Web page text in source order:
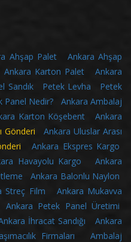
Ahşap Palet
Ankara Ahşap
Ankara Karton Palet
Ankara
Sandık Petek Levha
Petek
Panel Nedir?
Ankara Ambalaj
Karton Köşebent
Ankara
GönderiAnkara Uluslar Arası
Ankara Ekspres Kargo
Havayolu Kargo
Ankara
Ankara Balonlu Naylon
Streç Film
Ankara Mukavva
Ankara Petek Panel Üretimi
İhracat Sandığı
Ankara
Firmaları
Ambalaj